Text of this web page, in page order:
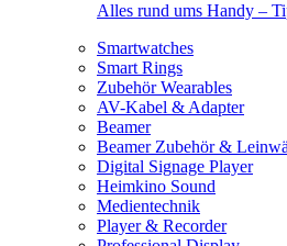
Alles rund ums Handy –
Smartwatches
Smart Rings
Zubehör Wearables
AV-Kabel & Adapter
Beamer
Beamer Zubehör &
Digital Signage Player
Heimkino Sound
Medientechnik
Player & Recorder